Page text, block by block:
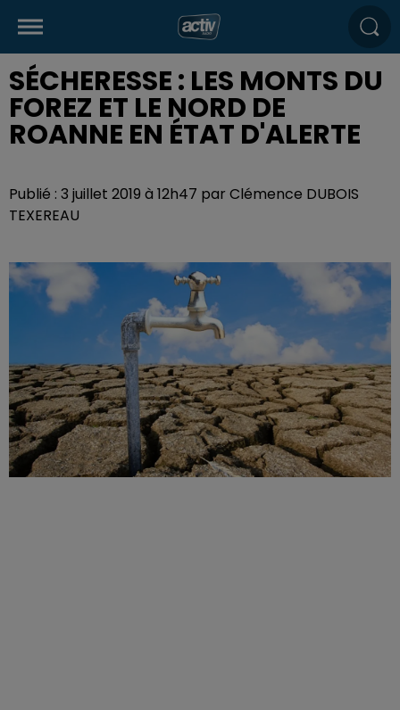
SÉCHERESSE : LES MONTS DU
FOREZ ET LE NORD DE
ROANNE EN ÉTAT D'ALERTE
Publié : 3 juillet 2019 à 12h47 par Clémence DUBOIS
TEXEREAU